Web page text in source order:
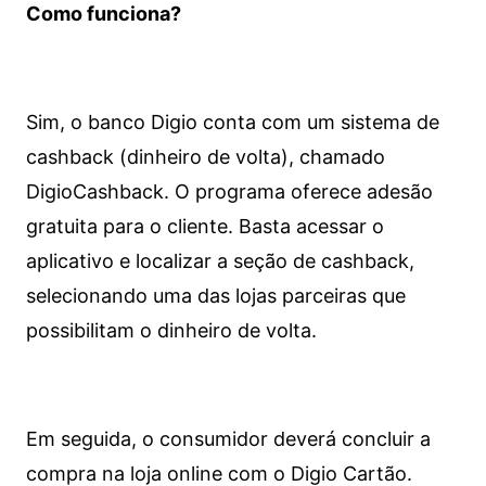
Como funciona?
Sim, o banco Digio conta com um sistema de
cashback (dinheiro de volta), chamado
DigioCashback. O programa oferece adesão
gratuita para o cliente. Basta acessar o
aplicativo e localizar a seção de cashback,
selecionando uma das lojas parceiras que
possibilitam o dinheiro de volta.
Em seguida, o consumidor deverá concluir a
compra na loja online com o Digio Cartão.